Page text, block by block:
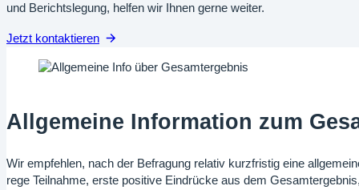
und Berichtslegung, helfen wir Ihnen gerne weiter.
Jetzt kontaktieren
Allgemeine Information zum
Wir empfehlen, nach der Befragung relativ kurzfristig eine
rege Teilnahme, erste positive Eindrücke aus dem